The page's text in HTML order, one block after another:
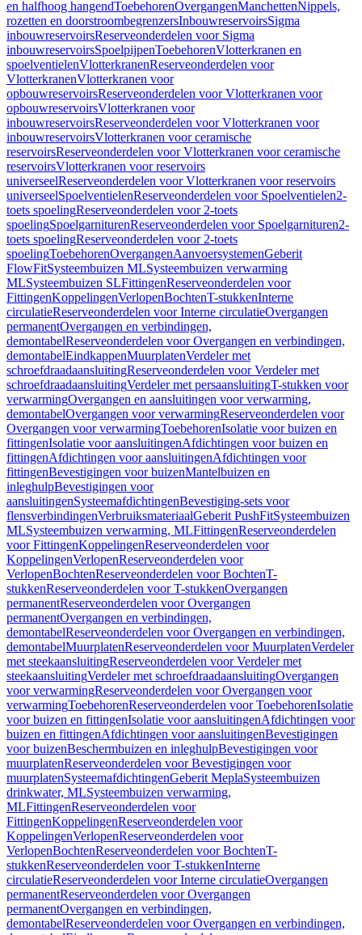
en halfhoog hangendToebehorenOvergangenManchettenNippels,
rozetten en doorstroombegrenzersInbouwreservoirsSigma
inbouwreservoirsReserveonderdelen voor Sigma
inbouwreservoirsSpoelpijpenToebehorenVlotterkranen en
spoelventielenVlotterkranenReserveonderdelen voor
VlotterkranenVlotterkranen voor
opbouwreservoirsReserveonderdelen voor Vlotterkranen voor
opbouwreservoirsVlotterkranen voor
inbouwreservoirsReserveonderdelen voor Vlotterkranen voor
inbouwreservoirsVlotterkranen voor ceramische
reservoirsReserveonderdelen voor Vlotterkranen voor ceramische
reservoirsVlotterkranen voor reservoirs
universeelReserveonderdelen voor Vlotterkranen voor reservoirs
universeelSpoelventielenReserveonderdelen voor Spoelventielen2-
toets spoelingReserveonderdelen voor 2-toets
spoelingSpoelgarniturenReserveonderdelen voor Spoelgarnituren2-
toets spoelingReserveonderdelen voor 2-toets
spoelingToebehorenOvergangenAanvoersystemenGeberit
FlowFitSysteembuizen MLSysteembuizen verwarming
MLSysteembuizen SLFittingenReserveonderdelen voor
FittingenKoppelingenVerlopenBochtenT-stukkenInterne
circulatieReserveonderdelen voor Interne circulatieOvergangen
permanentOvergangen en verbindingen,
demontabelReserveonderdelen voor Overgangen en verbindingen,
demontabelEindkappenMuurplatenVerdeler met
schroefdraadaansluitingReserveonderdelen voor Verdeler met
schroefdraadaansluitingVerdeler met persaansluitingT-stukken voor
verwarmingOvergangen en aansluitingen voor verwarming,
demontabelOvergangen voor verwarmingReserveonderdelen voor
Overgangen voor verwarmingToebehorenIsolatie voor buizen en
fittingenIsolatie voor aansluitingenAfdichtingen voor buizen en
fittingenAfdichtingen voor aansluitingenAfdichtingen voor
fittingenBevestigingen voor buizenMantelbuizen en
inleghulpBevestigingen voor
aansluitingenSysteemafdichtingenBevestiging-sets voor
flensverbindingenVerbruiksmateriaalGeberit PushFitSysteembuizen
MLSysteembuizen verwarming, MLFittingenReserveonderdelen
voor FittingenKoppelingenReserveonderdelen voor
KoppelingenVerlopenReserveonderdelen voor
VerlopenBochtenReserveonderdelen voor BochtenT-
stukkenReserveonderdelen voor T-stukkenOvergangen
permanentReserveonderdelen voor Overgangen
permanentOvergangen en verbindingen,
demontabelReserveonderdelen voor Overgangen en verbindingen,
demontabelMuurplatenReserveonderdelen voor MuurplatenVerdeler
met steekaansluitingReserveonderdelen voor Verdeler met
steekaansluitingVerdeler met schroefdraadaansluitingOvergangen
voor verwarmingReserveonderdelen voor Overgangen voor
verwarmingToebehorenReserveonderdelen voor ToebehorenIsolatie
voor buizen en fittingenIsolatie voor aansluitingenAfdichtingen voor
buizen en fittingenAfdichtingen voor aansluitingenBevestigingen
voor buizenBeschermbuizen en inleghulpBevestigingen voor
muurplatenReserveonderdelen voor Bevestigingen voor
muurplatenSysteemafdichtingenGeberit MeplaSysteembuizen
drinkwater, MLSysteembuizen verwarming,
MLFittingenReserveonderdelen voor
FittingenKoppelingenReserveonderdelen voor
KoppelingenVerlopenReserveonderdelen voor
VerlopenBochtenReserveonderdelen voor BochtenT-
stukkenReserveonderdelen voor T-stukkenInterne
circulatieReserveonderdelen voor Interne circulatieOvergangen
permanentReserveonderdelen voor Overgangen
permanentOvergangen en verbindingen,
demontabelReserveonderdelen voor Overgangen en verbindingen,